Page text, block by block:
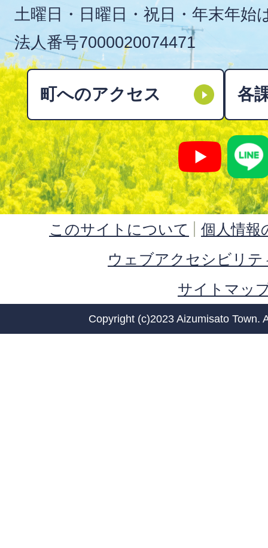
土曜日・日曜日・祝日・年末年始
法人番号7000020074471
町へのアクセス 各
このサイトについて
個人情報
ウェブアクセシビリ
サイトマッ
Copyright (c)2023 Aizumisato Town.